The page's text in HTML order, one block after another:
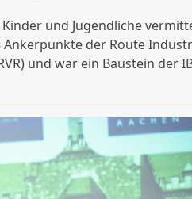
und Jugendliche
der Route
und war ein Baustein der